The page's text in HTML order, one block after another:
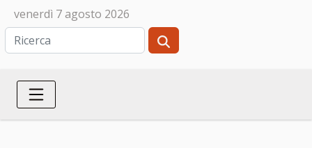
venerdì 7 agosto 2026